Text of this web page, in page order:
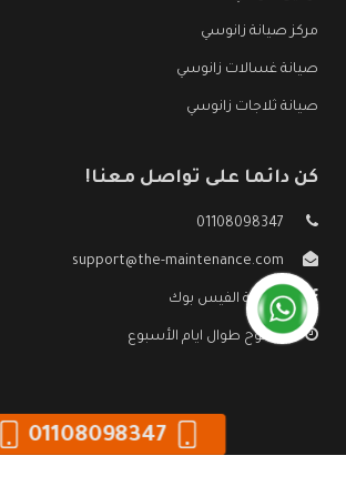
مركز صيانة زانوسي
صيانة غسالات زانوسي
صيانة ثلاجات زانوسي
كن دائما على تواصل معنا!
01108098347
support@the-maintenance.com
صفحة الفيس بوك
مفتوح طوال ايام الأسبوع
01108098347